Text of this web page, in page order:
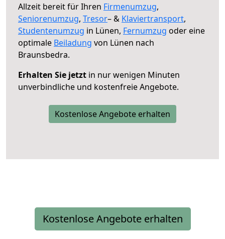
Allzeit bereit für Ihren Firmenumzug,
Seniorenumzug, Tresor– & Klaviertransport,
Studentenumzug in Lünen, Fernumzug oder eine
optimale Beiladung von Lünen nach
Braunsbedra.
Erhalten Sie jetzt in nur wenigen Minuten
unverbindliche und kostenfreie Angebote.
Kostenlose Angebote erhalten
Kostenlose Angebote erhalten